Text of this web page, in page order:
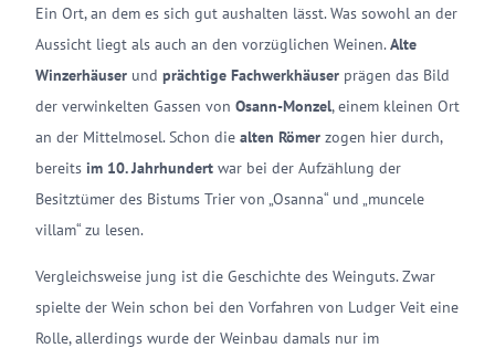
Ein Ort, an dem es sich gut aushalten lässt. Was sowohl an der
Aussicht liegt als auch an den vorzüglichen Weinen.Alte
Winzerhäuser und prächtige Fachwerkhäuser prägen das Bild
der verwinkelten Gassen von Osann-Monzel, einem kleinen Ort
an der Mittelmosel. Schon die alten Römer zogen hier durch,
bereits im 10. Jahrhundert war bei der Aufzählung der
Besitztümer des Bistums Trier von „Osanna“ und „muncele
villam“ zu lesen.
Vergleichsweise jung ist die Geschichte des Weinguts. Zwar
spielte der Wein schon bei den Vorfahren von Ludger Veit eine
Rolle, allerdings wurde der Weinbau damals nur im